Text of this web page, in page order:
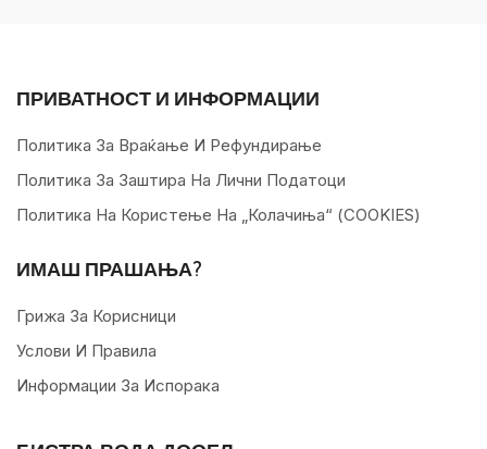
ПРИВАТНОСТ И ИНФОРМАЦИИ
Политика За Враќање И Рефундирање
Политика За Заштира На Лични Податоци
Политика На Користење На „колачиња“ (COOKIES)
ИМАШ ПРАШАЊА?
Грижа За Корисници
Услови И Правила
Информации За Испорака